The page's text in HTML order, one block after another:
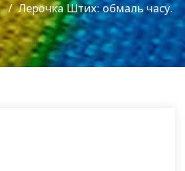
Лерочка Штих: обмаль часу.